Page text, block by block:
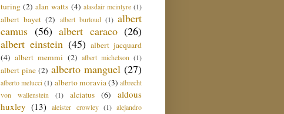
turing (2) alan watts (4) alasdair mcintyre (1)
albert bayet (2) albert burloud (1) albert
camus (56) albert caraco (26)
albert einstein (45) albert jacquard
(4) albert memmi (2) albert michelson (1)
albert pine (2) alberto manguel (27)
alberto melucci (1) alberto moravia (3) albrecht
von wallenstein
(1) alciatus (6)
aldous
huxley (13) aleister crowley (1) alejandro